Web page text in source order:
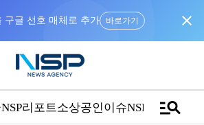
구글 선호 매체로 추가 바로가기 close
NSP리포트소상공인이슈NSPTVmanage_search